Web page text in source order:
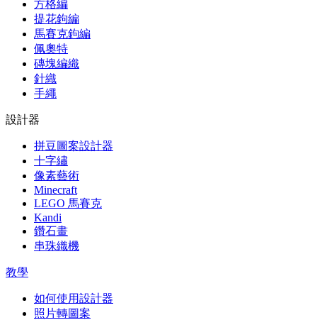
方格編
提花鉤編
馬賽克鉤編
佩奧特
磚塊編織
針織
手繩
設計器
拼豆圖案設計器
十字繡
像素藝術
Minecraft
LEGO 馬賽克
Kandi
鑽石畫
串珠織機
教學
如何使用設計器
照片轉圖案